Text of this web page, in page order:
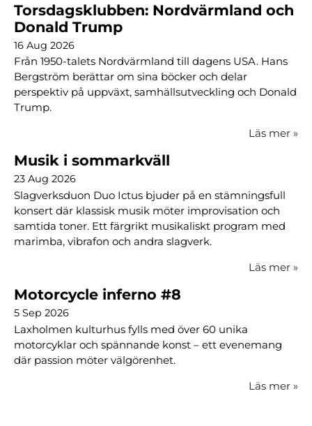
Torsdagsklubben: Nordvärmland och
Donald Trump
16 Aug 2026
Från 1950-talets Nordvärmland till dagens USA. Hans
Bergström berättar om sina böcker och delar
perspektiv på uppväxt, samhällsutveckling och Donald
Trump.
Läs mer »
Musik i sommarkväll
23 Aug 2026
Slagverksduon Duo Ictus bjuder på en stämningsfull
konsert där klassisk musik möter improvisation och
samtida toner. Ett färgrikt musikaliskt program med
marimba, vibrafon och andra slagverk.
Läs mer »
Motorcycle inferno #8
5 Sep 2026
Laxholmen kulturhus fylls med över 60 unika
motorcyklar och spännande konst – ett evenemang
där passion möter välgörenhet.
Läs mer »